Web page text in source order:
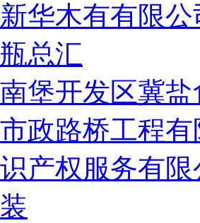
华木有有限公
总汇
堡开发区冀
政路桥工程
产权服务有